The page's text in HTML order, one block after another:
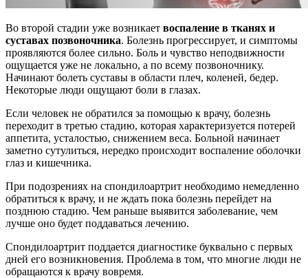
Во второй стадии уже возникает воспаление в тканях и
суставах позвоночника. Болезнь прогрессирует, и симптомы
проявляются более сильно. Боль и чувство неподвижности
ощущается уже не локально, а по всему позвоночнику.
Начинают болеть суставы в области плеч, коленей, бедер.
Некоторые люди ощущают боли в глазах.
Если человек не обратился за помощью к врачу, болезнь
переходит в третью стадию, которая характеризуется потерей
аппетита, усталостью, снижением веса. Больной начинает
заметно сутулиться, нередко происходит воспаление оболочки
глаз и кишечника.
При подозрениях на спондилоартрит необходимо немедленно
обратиться к врачу, и не ждать пока болезнь перейдет на
позднюю стадию. Чем раньше выявится заболевание, чем
лучше оно будет поддаваться лечению.
Спондилоартрит поддается диагностике буквально с первых
дней его возникновения. Проблема в том, что многие люди не
обращаются к врачу вовремя.